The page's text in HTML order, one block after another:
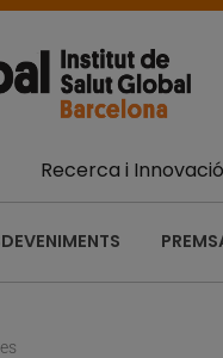
Recerca i Innovació